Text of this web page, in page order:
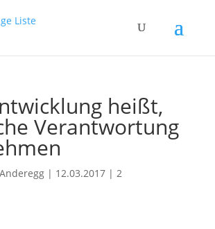
heißt,
Verantwortung
| 12.03.2017| 2